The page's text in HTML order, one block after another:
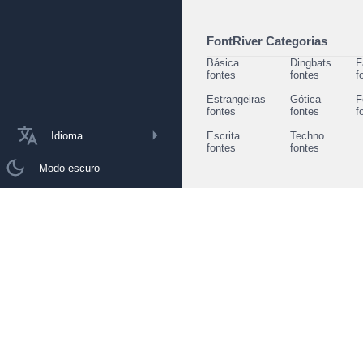
Idioma
Modo escuro
FontRiver Categorias
Básica
fontes
Dingbats
fontes
Estrangeiras
fontes
Gótica
fontes
Escrita
fontes
Techno
fontes